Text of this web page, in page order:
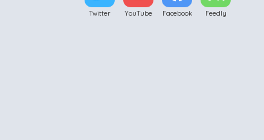
Twitter YouTube Facebook Feedly